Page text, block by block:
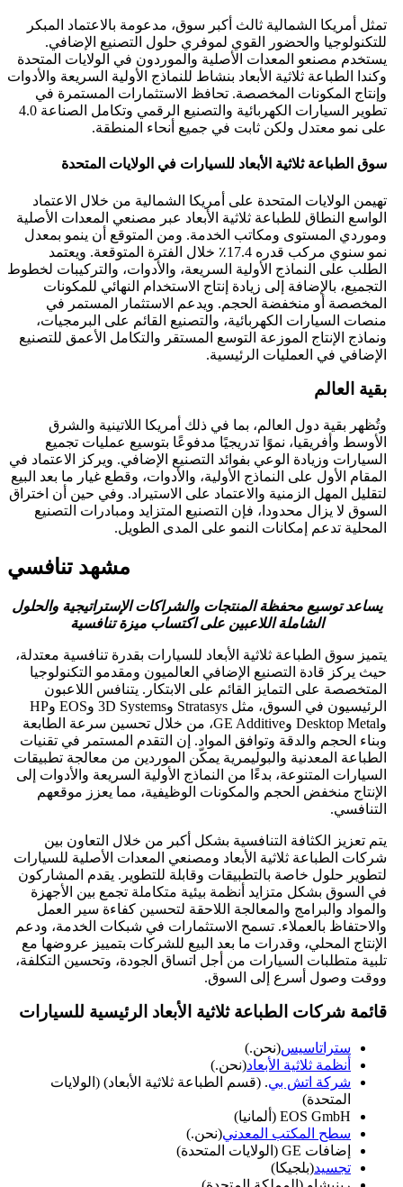
تمثل أمريكا الشمالية ثالث أكبر سوق، مدعومة بالاعتماد المبكر
للتكنولوجيا والحضور القوي لموفري حلول التصنيع الإضافي.
يستخدم مصنعو المعدات الأصلية والموردون في الولايات المتحدة
وكندا الطباعة ثلاثية الأبعاد بنشاط للنماذج الأولية السريعة والأدوات
وإنتاج المكونات المخصصة. تحافظ الاستثمارات المستمرة في
تطوير السيارات الكهربائية والتصنيع الرقمي وتكامل الصناعة 4.0
على نمو معتدل ولكن ثابت في جميع أنحاء المنطقة.
سوق الطباعة ثلاثية الأبعاد للسيارات في الولايات المتحدة
تهيمن الولايات المتحدة على أمريكا الشمالية من خلال الاعتماد
الواسع النطاق للطباعة ثلاثية الأبعاد عبر مصنعي المعدات الأصلية
وموردي المستوى ومكاتب الخدمة. ومن المتوقع أن ينمو بمعدل
نمو سنوي مركب قدره 17.4٪ خلال الفترة المتوقعة. ويعتمد
الطلب على النماذج الأولية السريعة، والأدوات، والتركيبات لخطوط
التجميع، بالإضافة إلى زيادة إنتاج الاستخدام النهائي للمكونات
المخصصة أو منخفضة الحجم. ويدعم الاستثمار المستمر في
منصات السيارات الكهربائية، والتصنيع القائم على البرمجيات،
ونماذج الإنتاج الموزعة التوسع المستقر والتكامل الأعمق للتصنيع
الإضافي في العمليات الرئيسية.
بقية العالم
وتُظهر بقية دول العالم، بما في ذلك أمريكا اللاتينية والشرق
الأوسط وأفريقيا، نموًا تدريجيًا مدفوعًا بتوسيع عمليات تجميع
السيارات وزيادة الوعي بفوائد التصنيع الإضافي. ويركز الاعتماد في
المقام الأول على النماذج الأولية، والأدوات، وقطع غيار ما بعد البيع
لتقليل المهل الزمنية والاعتماد على الاستيراد. وفي حين أن اختراق
السوق لا يزال محدودا، فإن التصنيع المتزايد ومبادرات التصنيع
المحلية تدعم إمكانات النمو على المدى الطويل.
مشهد تنافسي
يساعد توسيع محفظة المنتجات والشراكات الإستراتيجية والحلول
الشاملة اللاعبين على اكتساب ميزة تنافسية
يتميز سوق الطباعة ثلاثية الأبعاد للسيارات بقدرة تنافسية معتدلة،
حيث يركز قادة التصنيع الإضافي العالميون ومقدمو التكنولوجيا
المتخصصة على التمايز القائم على الابتكار. يتنافس اللاعبون
الرئيسيون في السوق، مثل Stratasys و3D Systems وEOS وHP
وDesktop Metal وGE Additive، من خلال تحسين سرعة الطابعة
وبناء الحجم والدقة وتوافق المواد. إن التقدم المستمر في تقنيات
الطباعة المعدنية والبوليمرية يمكّن الموردين من معالجة تطبيقات
السيارات المتنوعة، بدءًا من النماذج الأولية السريعة والأدوات إلى
الإنتاج منخفض الحجم والمكونات الوظيفية، مما يعزز موقعهم
التنافسي.
يتم تعزيز الكثافة التنافسية بشكل أكبر من خلال التعاون بين
شركات الطباعة ثلاثية الأبعاد ومصنعي المعدات الأصلية للسيارات
لتطوير حلول خاصة بالتطبيقات وقابلة للتطوير. يقدم المشاركون
في السوق بشكل متزايد أنظمة بيئية متكاملة تجمع بين الأجهزة
والمواد والبرامج والمعالجة اللاحقة لتحسين كفاءة سير العمل
والاحتفاظ بالعملاء. تسمح الاستثمارات في شبكات الخدمة، ودعم
الإنتاج المحلي، وقدرات ما بعد البيع للشركات بتمييز عروضها مع
تلبية متطلبات السيارات من أجل اتساق الجودة، وتحسين التكلفة،
ووقت وصول أسرع إلى السوق.
قائمة شركات الطباعة ثلاثية الأبعاد الرئيسية للسيارات
ستراتاسيس(نحن.)
أنظمة ثلاثية الأبعاد(نحن.)
شركة اتش بي. (قسم الطباعة ثلاثية الأبعاد) (الولايات
المتحدة)
EOS GmbH (ألمانيا)
سطح المكتب المعدني(نحن.)
إضافات GE (الولايات المتحدة)
تجسيد(بلجيكا)